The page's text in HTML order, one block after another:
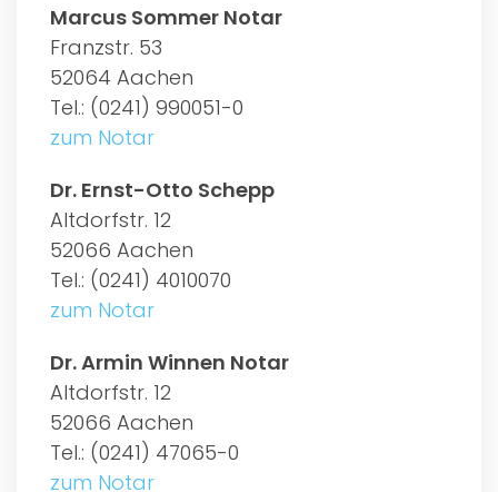
Marcus Sommer Notar
Franzstr. 53
52064 Aachen
Tel.: (0241) 990051-0
zum Notar
Dr. Ernst-Otto Schepp
Altdorfstr. 12
52066 Aachen
Tel.: (0241) 4010070
zum Notar
Dr. Armin Winnen Notar
Altdorfstr. 12
52066 Aachen
Tel.: (0241) 47065-0
zum Notar